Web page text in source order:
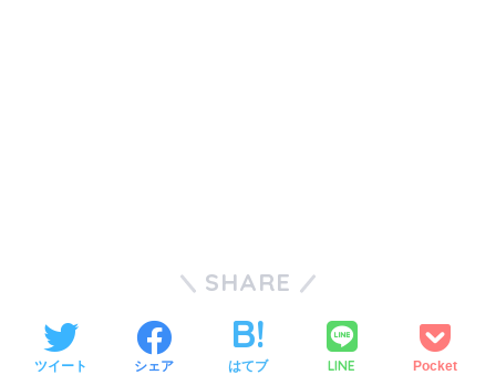
SHARE
ツイート シェア はてブ LINE Pocket